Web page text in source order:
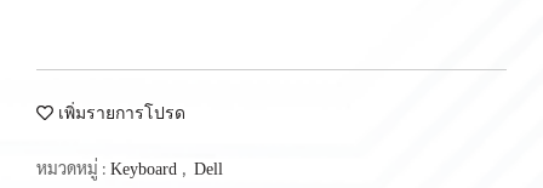
เพิ่มรายการโปรด
หมวดหมู่ : Keyboard , Dell